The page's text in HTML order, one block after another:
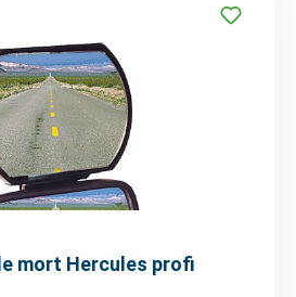
mort Hercules profi